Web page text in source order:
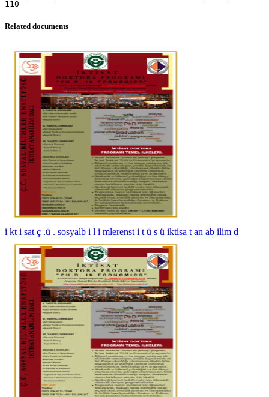
Related documents
i kt i sat ç .ü . sosyalb i l i mlerenst i t ü s ü iktisa t an ab ilim d